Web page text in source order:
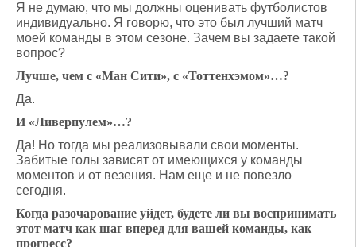
Я не думаю, что мы должны оценивать футболистов
индивидуально. Я говорю, что это был лучший матч
моей команды в этом сезоне. Зачем вы задаете такой
вопрос?
Лучше, чем с «Ман Сити», с «Тоттенхэмом»…?
Да.
И «Ливерпулем»…?
Да! Но тогда мы реализовывали свои моменты.
Забитые голы зависят от имеющихся у команды
моментов и от везения. Нам еще и не повезло
сегодня.
Когда разочарование уйдет, будете ли вы воспринимать
этот матч как шаг вперед для вашей команды, как
прогресс?